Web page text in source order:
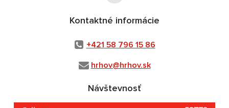
Kontaktné informácie
+421 58 796 15 86
hrhov@hrhov.sk
Návštevnosť